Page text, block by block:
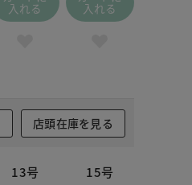
入れる 入れる
店頭在庫を見る
13号 15号